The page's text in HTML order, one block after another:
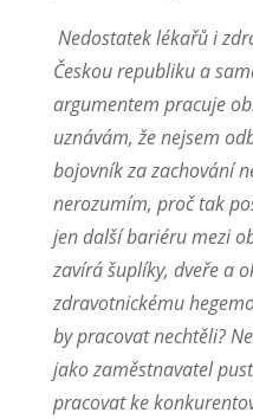
Nedostatek lékařů i
Českou republiku a
argumentem pracuje
uznávám, že nejsem
bojovník za zachování
nerozumím, proč tak
jen další bariéru mezi
zavírá šuplíky, dveře a
zdravotnickému
by pracovat nechtěli?
jako zaměstnavatel
pracovat ke